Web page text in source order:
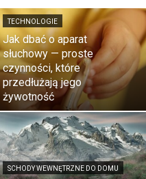
TECHNOLOGIE
Jak dbać o aparat
słuchowy — proste
czynności, które
przedłużają jego
żywotność
SCHODY WEWNĘTRZNE DO DOMU